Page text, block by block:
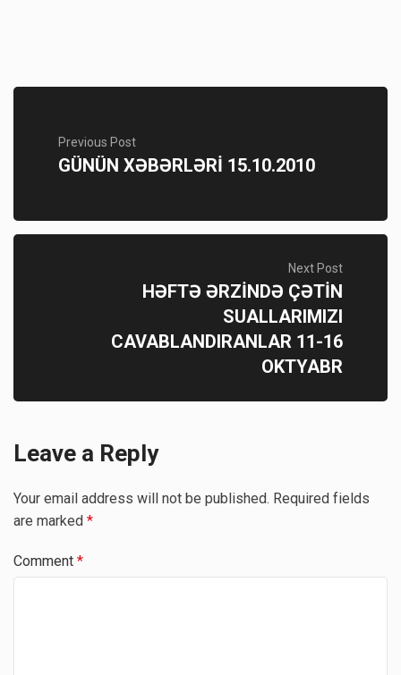
Previous Post
GÜNÜN XƏBƏRLƏRİ 15.10.2010
Next Post
HƏFTƏ ƏRZİNDƏ ÇƏTİN
SUALLARIMIZI
CAVABLANDIRANLAR 11-16
OKTYABR
Leave a Reply
Your email address will not be published. Required fields
are marked *
Comment *